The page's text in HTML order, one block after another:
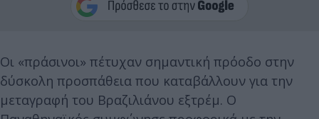
Οι «πράσινοι» πέτυχαν σημαντική πρόοδο στην
δύσκολη προσπάθεια που καταβάλλουν για την
μεταγραφή του Βραζιλιάνου εξτρέμ. Ο